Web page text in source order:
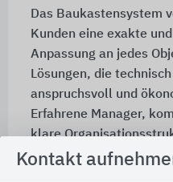
Das Baukastensystem
Kunden eine exakte
Anpassung an jedes
Lösungen, die
anspruchsvoll und
Erfahrene Manager,
klare
und reibungslose
Kontakt